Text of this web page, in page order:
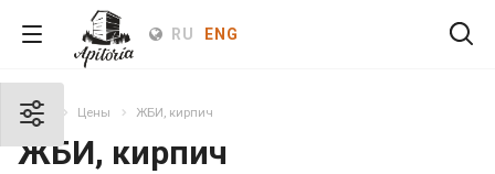
RU ENG
Home Цены ЖБИ, кирпич
ЖБИ, кирпич